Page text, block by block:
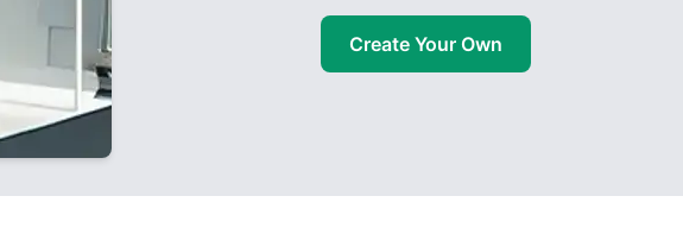
Create Your Own